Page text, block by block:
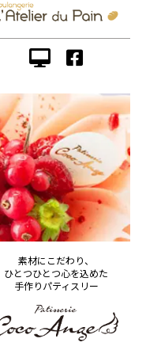
素材にこだわり、
ひとつひとつ心を込めた
手作りパティスリー